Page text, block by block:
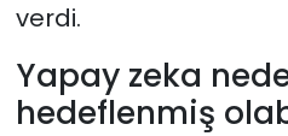
verdi.
Yapay zeka
hedeflenmiş